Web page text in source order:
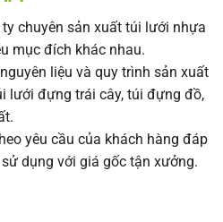
chuyên sản xuất túi lưới nhựa
mục đích khác nhau.
liệu và quy trình sản xuất
lưới đựng trái cây, túi đựng đồ,
yêu cầu của khách hàng đáp
dụng với giá gốc tận xưởng.